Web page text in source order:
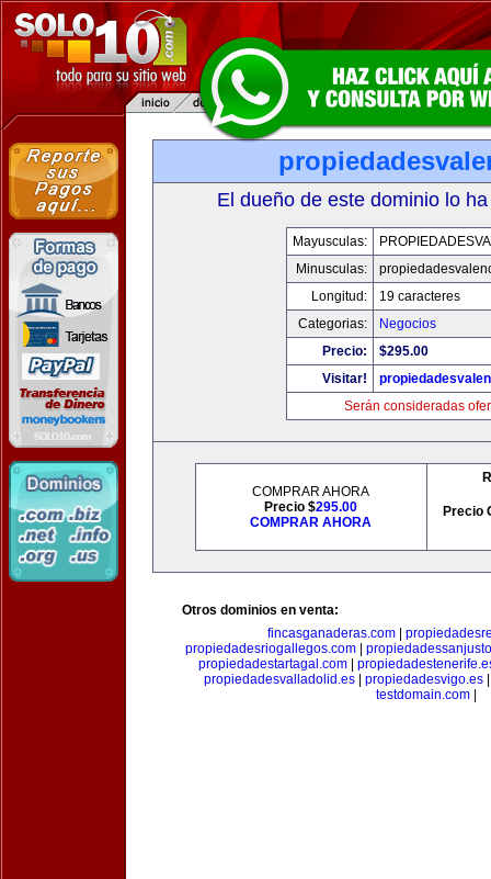
El dueño de este dominio lo
Mayusculas:
Minusculas:
Longitud:
19 caracteres
Categorias:
Negocios
Precio:
$295.00
Visitar!
Serán consideradas
COMPRAR AHORA
Precio $295.00
COMPRAR AHORA
Precio
Otros dominios en venta:
fincasganaderas.com|
propiedadesriogallegos.com|
propiedadestartagal.com|
propiedadesvalladolid.es
propiedadesvigo.es
testdomain.com